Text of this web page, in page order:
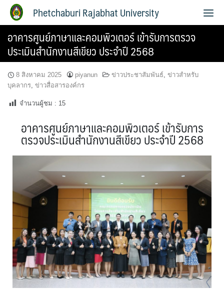
Phetchaburi Rajabhat University
อาคารศูนย์ภาษาและคอมพิวเตอร์ เข้ารับการตรวจ
ประเมินสำนักงานสีเขียว ประจำปี 2568
8 สิงหาคม 2025 piyanun ข่าวประชาสัมพันธ์, ข่าวสำหรับ
บุคลากร, ข่าวสื่อสารองค์กร
จำนวนผู้ชม : 15
อาคารศูนย์ภาษาและคอมพิวเตอร์ เข้ารับการ
ตรวจประเมินสำนักงานสีเขียว ประจำปี 2568